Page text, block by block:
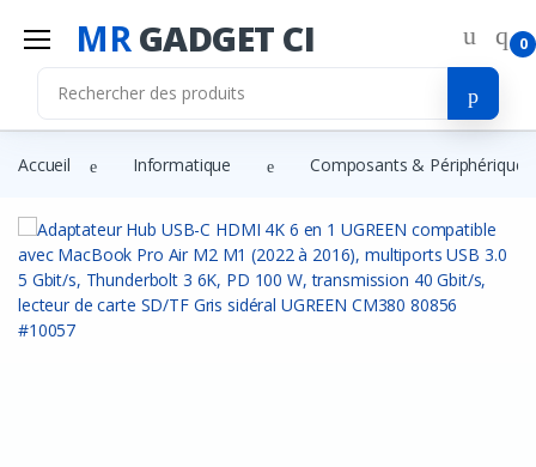
MRGADGET CI 0
Accueil Informatique Composants & Périphériques